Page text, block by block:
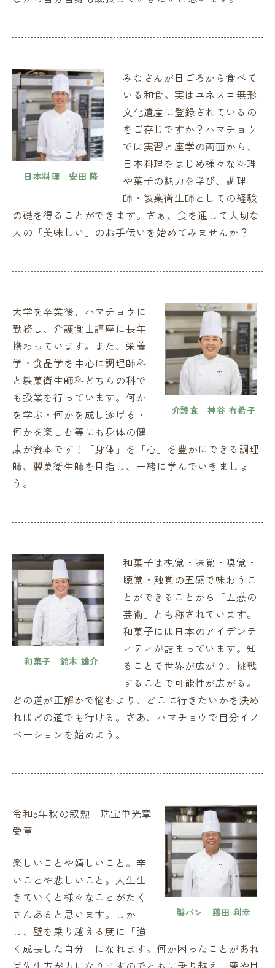
日本料理 安田 隆
みなさんが日ごろから食べて
いる和食。実はユネスコ無形
文化遺産に登録されているの
をご存じですか？ハマチョウ
では実習と座学の両面から、
日本料理をはじめ様々な料理
や菓子の魅力を学び、調理
師・製菓衛生師としての経験
の礎を得ることができます。さぁ、食を通して大切な
人の「美味しい」のお手伝いを始めてみませんか？
介護食 神谷 有希子
大学を卒業後、ハマチョウに
勤務し、介護食士講座に長年
携わっています。また、栄養
学・食品学を中心に調理師科
と製菓衛生師科どちらの科で
も授業を行っています。何か
を学ぶ・何かを成し遂げる・
何かを楽しむ等にも身体の健
康が資本です！「身体」を「心」を豊かにできる調理
師、製菓衛生師を目指し、一緒に学んでいきましょ
う。
和菓子 鈴木 雄介
和菓子は視覚・味覚・嗅覚・
聴覚・触覚の五感で味わうこ
とができることから「五感の
芸術」とも称されています。
和菓子には日本のアイデンテ
ィティが詰まっています。知
ることで世界が広がり、挑戦
することで可能性が広がる。
どの道が正解かで悩むより、どこに行きたいかを決め
ればどの道でも行ける。さあ、ハマチョウで自分イノ
ベーションを始めよう。
製パン 藤田 利幸
令和5年秋の叙勲 瑞宝単光章
受章
楽しいことや嬉しいこと。辛
いことや悲しいこと。人生生
きていくと様々なことがたく
さんあると思います。しか
し、壁を乗り越える度に「強
く成長した自分」になれます。何か困ったことがあれ